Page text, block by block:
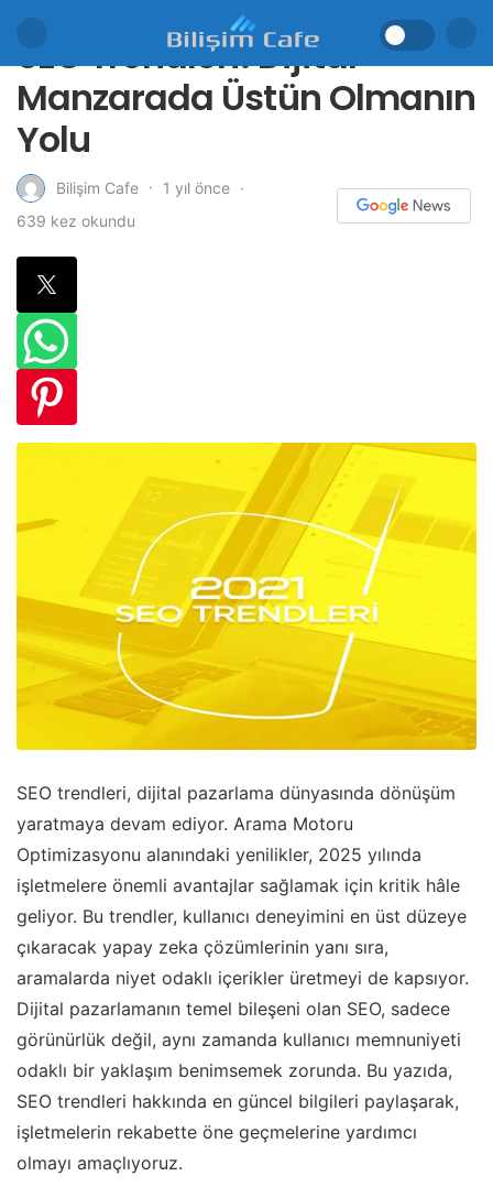
SEO Trendleri: Dijital
Manzarada Üstün Olmanın
Yolu
Bilişim Cafe
1 yıl önce
639 kez okundu
SEO trendleri, dijital pazarlama dünyasında dönüşüm
yaratmaya devam ediyor. Arama Motoru
Optimizasyonu alanındaki yenilikler, 2025 yılında
işletmelere önemli avantajlar sağlamak için kritik hâle
geliyor. Bu trendler, kullanıcı deneyimini en üst düzeye
çıkaracak yapay zeka çözümlerinin yanı sıra,
aramalarda niyet odaklı içerikler üretmeyi de kapsıyor.
Dijital pazarlamanın temel bileşeni olan SEO, sadece
görünürlük değil, aynı zamanda kullanıcı memnuniyeti
odaklı bir yaklaşım benimsemek zorunda. Bu yazıda,
SEO trendleri hakkında en güncel bilgileri paylaşarak,
işletmelerin rekabette öne geçmelerine yardımcı
olmayı amaçlıyoruz.